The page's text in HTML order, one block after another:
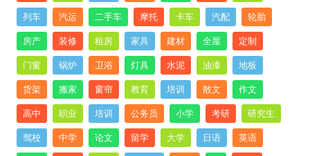
列车 汽运 二手车 摩托 卡车 汽配 轮胎
房产 装修 租房 家具 建材 全屋 定制
门窗 锅炉 卫浴 灯具 水泥 油漆 地板
货架 搬家 窗帘 教育 培训 散文 作文
高中 职业 培训 公务员 小学 考研 研究生
驾校 中学 论文 留学 大学 日语 英语